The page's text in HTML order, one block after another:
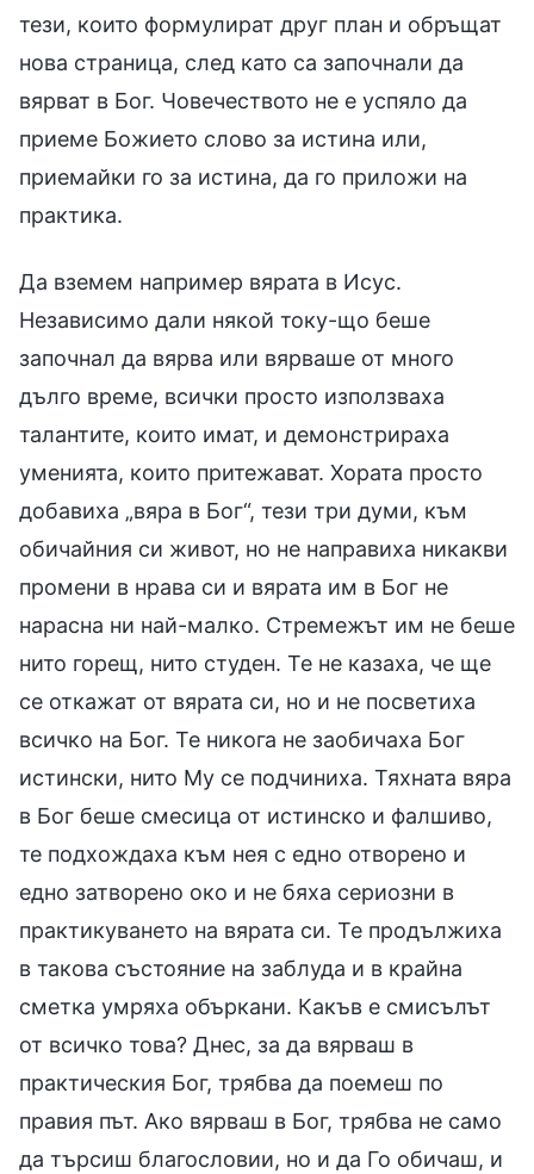
тези, които формулират друг план и обръщат
нова страница, след като са започнали да
вярват в Бог. Човечеството не е успяло да
приеме Божието слово за истина или,
приемайки го за истина, да го приложи на
практика.
Да вземем например вярата в Исус.
Независимо дали някой току-що беше
започнал да вярва или вярваше от много
дълго време, всички просто използваха
талантите, които имат, и демонстрираха
уменията, които притежават. Хората просто
добавиха „вяра в Бог“, тези три думи, към
обичайния си живот, но не направиха никакви
промени в нрава си и вярата им в Бог не
нарасна ни най-малко. Стремежът им не беше
нито горещ, нито студен. Те не казаха, че ще
се откажат от вярата си, но и не посветиха
всичко на Бог. Те никога не заобичаха Бог
истински, нито Му се подчиниха. Тяхната вяра
в Бог беше смесица от истинско и фалшиво,
те подхождаха към нея с едно отворено и
едно затворено око и не бяха сериозни в
практикуването на вярата си. Те продължиха
в такова състояние на заблуда и в крайна
сметка умряха объркани. Какъв е смисълът
от всичко това? Днес, за да вярваш в
практическия Бог, трябва да поемеш по
правия път. Ако вярваш в Бог, трябва не само
да търсиш благословии, но и да Го обичаш, и